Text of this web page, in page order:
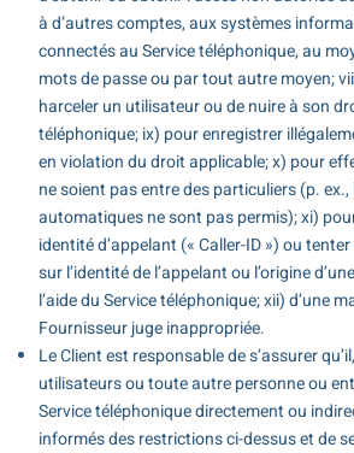
à d’autres comptes, aux systèmes
connectés au Service téléphonique, au
mots de passe ou par tout autre moyen;
harceler un utilisateur ou de nuire à son
téléphonique; ix) pour enregistrer
en violation du droit applicable; x) pour
ne soient pas entre des particuliers (p. ex.,
automatiques ne sont pas permis); xi)
identité d’appelant (« Caller-ID ») ou
sur l’identité de l’appelant ou l’origine
l’aide du Service téléphonique; xii) d’une
Fournisseur juge inappropriée.
Le Client est responsable de s’assurer
utilisateurs ou toute autre personne ou
Service téléphonique directement ou
informés des restrictions ci-dessus et de